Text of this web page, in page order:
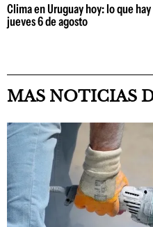
Clima en Uruguay hoy: lo que
jueves 6 de agosto
MAS NOTICIAS